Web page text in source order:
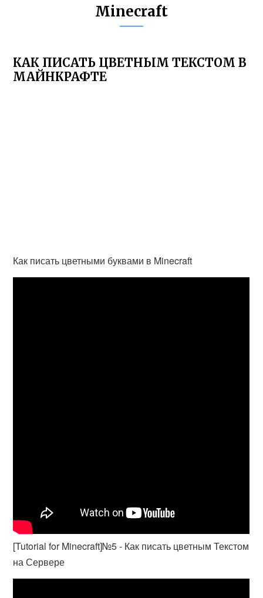
Minecraft
КАК ПИСАТЬ ЦВЕТНЫМ ТЕКСТОМ В
МАЙНКРАФТЕ
Как писать цветными буквами в Minecraft
[Tutorial for Minecraft]№5 - Как писать цветным Текстом
на Сервере